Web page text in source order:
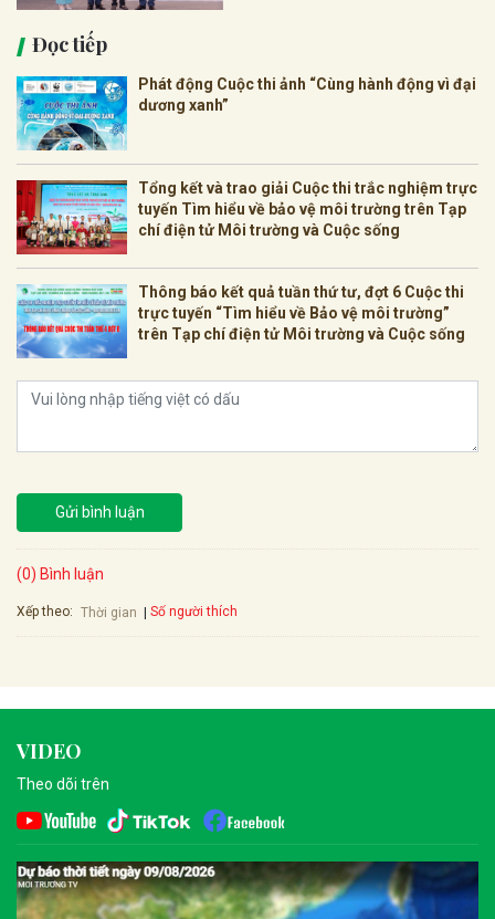
Đọc tiếp
Phát động Cuộc thi ảnh “Cùng hành động vì đại
dương xanh”
Tổng kết và trao giải Cuộc thi trắc nghiệm trực
tuyến Tìm hiểu về bảo vệ môi trường trên Tạp
chí điện tử Môi trường và Cuộc sống
Thông báo kết quả tuần thứ tư, đợt 6 Cuộc thi
trực tuyến “Tìm hiểu về Bảo vệ môi trường”
trên Tạp chí điện tử Môi trường và Cuộc sống
Gửi bình luận
(0) Bình luận
Xếp theo: Thời gian Số người thích
VIDEO
Theo dõi trên